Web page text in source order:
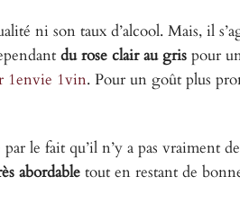
ni son taux d’alcool. Mais, il
du rose clair au gris pour
1envie 1vin. Pour un goût plus
le fait qu’il n’y a pas vraiment
abordable tout en restant de